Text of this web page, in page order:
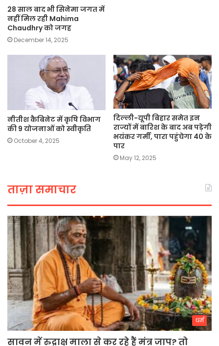
28 साल बाद भी सिनेमा जगत में
नहीं मिल रही Mahima
Chaudhry को जगह
December 14, 2025
नीतीश कैबिनेट में कृषि विभाग
की 9 योजनाओं को स्वीकृति
October 4, 2025
दिल्ली-यूपी बिहार समेत इन
राज्यों में बारिश के बाद अब पड़ेगी
भयंकर गर्मी, पारा पहुंचेगा 40 के
पार
May 12, 2025
ताज़ा समाचार
धर्म
सावन में रुद्राक्ष माला से कर रहे हैं मंत्र जाप? तो